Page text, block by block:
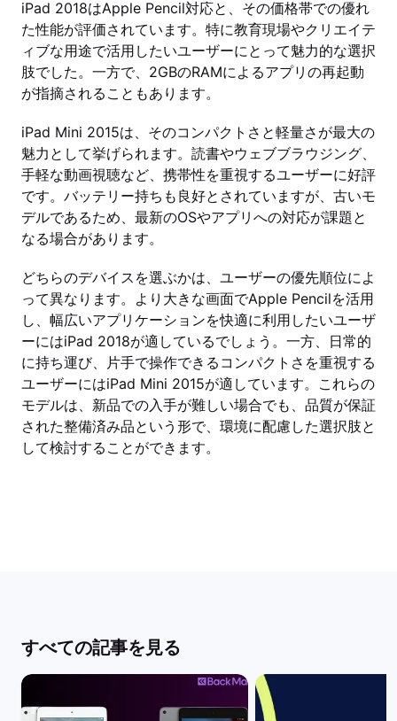
iPad 2018はApple Pencil対応と、その価格帯での優れ
た性能が評価されています。特に教育現場やクリエイテ
ィブな用途で活用したいユーザーにとって魅力的な選択
肢でした。一方で、2GBのRAMによるアプリの再起動
が指摘されることもあります。
iPad Mini 2015は、そのコンパクトさと軽量さが最大の
魅力として挙げられます。読書やウェブブラウジング、
手軽な動画視聴など、携帯性を重視するユーザーに好評
です。バッテリー持ちも良好とされていますが、古いモ
デルであるため、最新のOSやアプリへの対応が課題と
なる場合があります。
どちらのデバイスを選ぶかは、ユーザーの優先順位によ
って異なります。より大きな画面でApple Pencilを活用
し、幅広いアプリケーションを快適に利用したいユーザ
ーにはiPad 2018が適しているでしょう。一方、日常的
に持ち運び、片手で操作できるコンパクトさを重視する
ユーザーにはiPad Mini 2015が適しています。これらの
モデルは、新品での入手が難しい場合でも、品質が保証
された整備済み品という形で、環境に配慮した選択肢と
して検討することができます。
すべての記事を見る